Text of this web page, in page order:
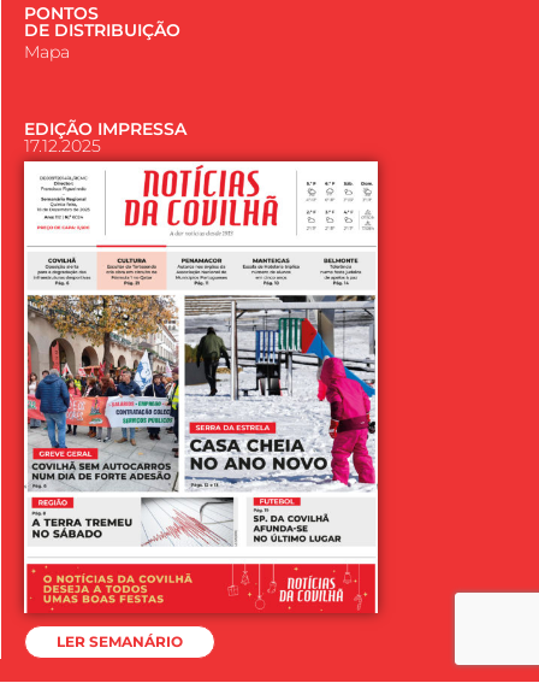
PONTOS
DE DISTRIBUIÇÃO
Mapa
EDIÇÃO IMPRESSA
17.12.2025
LER SEMANÁRIO